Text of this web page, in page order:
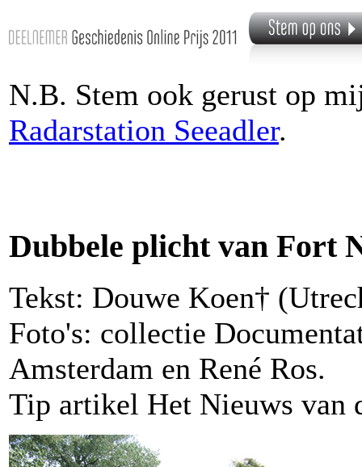
N.B. Stem ook gerust op
Radarstation Seeadler.
Dubbele plicht van Fort
Tekst: Douwe Koen†
Foto's: collectie
Amsterdam en René Ros.
Tip artikel Het Nieuws van